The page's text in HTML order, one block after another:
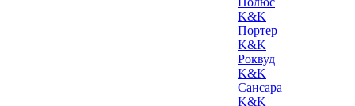
K&K
Портер
K&K
Роквуд
K&K
Сансара
K&K